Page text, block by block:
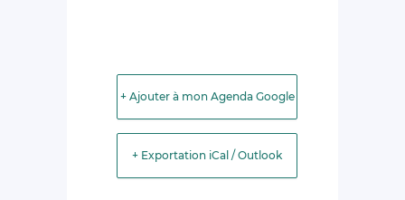
+ Ajouter à mon Agenda Google
+ Exportation iCal / Outlook